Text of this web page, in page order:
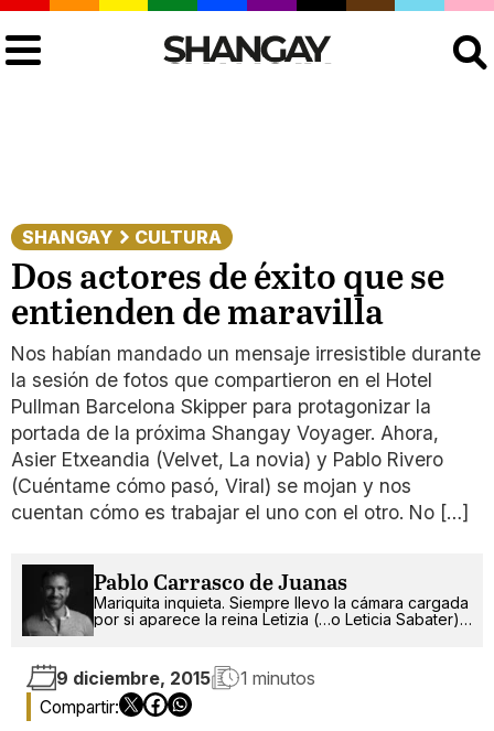
SHANGAY CULTURA
Dos actores de éxito que se
entienden de maravilla
Nos habían mandado un mensaje irresistible durante
la sesión de fotos que compartieron en el Hotel
Pullman Barcelona Skipper para protagonizar la
portada de la próxima Shangay Voyager. Ahora,
Asier Etxeandia (Velvet, La novia) y Pablo Rivero
(Cuéntame cómo pasó, Viral) se mojan y nos
cuentan cómo es trabajar el uno con el otro. No […]
Pablo Carrasco de Juanas
Mariquita inquieta. Siempre llevo la cámara cargada
por si aparece la reina Letizia (…o Leticia Sabater).
9 diciembre, 2015 1 minutos